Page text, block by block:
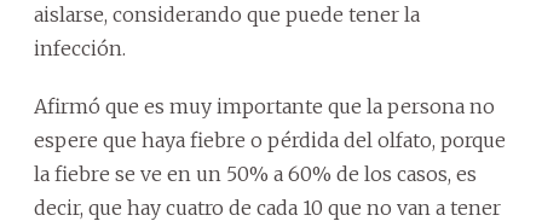
aislarse, considerando que puede tener la
infección.
Afirmó que es muy importante que la persona no
espere que haya fiebre o pérdida del olfato, porque
la fiebre se ve en un 50% a 60% de los casos, es
decir, que hay cuatro de cada 10 que no van a tener